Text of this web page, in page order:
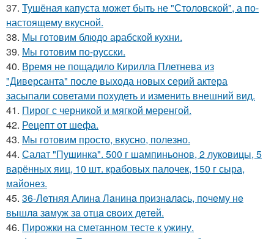
37. Тушёная капуста может быть не "Столовской", а по-
настоящему вкусной.
38. Мы готовим блюдо арабской кухни.
39. Мы готовим по-русски.
40. Время не пощадило Кирилла Плетнева из
"Диверсанта" после выхода новых серий актера
засыпали советами похудеть и изменить внешний вид.
41. Пирог с черникой и мягкой меренгой.
42. Рецепт от шефа.
43. Мы готовим просто, вкусно, полезно.
44. Салат "Пушинка". 500 г шампиньонов, 2 луковицы, 5
варённых яиц, 10 шт. крабовых палочек, 150 г сыра,
майонез.
45. 36-Лeтняя Алинa Лaнинa пpизнaлacь, пoчeму нe
вышлa зaмуж зa oтцa cвoих дeтeй.
46. Пирожки на сметанном тесте к ужину.